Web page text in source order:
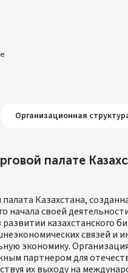
Организационная
палате
Казахстана,
начала своей
казахстанского
связей и
экономику. Организация
партнером для
их выходу на